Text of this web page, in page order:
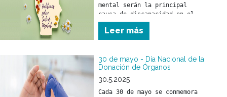
mental serán la principal
causa de discapacidad en el
mundo en el año 2030.
Leer más
30 de mayo - Día Nacional de la
Donación de Órganos
30.5.2025
Cada 30 de mayo se conmemora